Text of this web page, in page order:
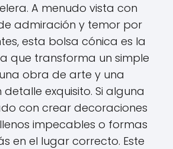
A menudo vista con
admiración y temor por
esta bolsa cónica es la
que transforma un simple
obra de arte y una
exquisito. Si alguna
con crear decoraciones
impecables o formas
en el lugar correcto. Este